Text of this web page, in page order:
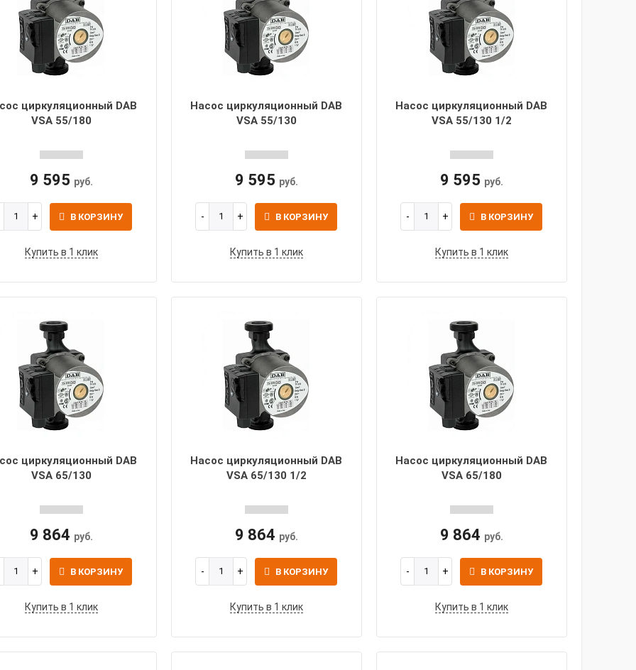
циркуляционный DAB
VSA 55/180
9 595 руб.
В КОРЗИНУ
Купить в 1 клик
Насос циркуляционный DAB
VSA 55/130
9 595 руб.
В КОРЗИНУ
Купить в 1 клик
Насос циркуляционный DAB
VSA 55/130 1/2
9 595 руб.
В КОРЗИНУ
Купить в 1 клик
циркуляционный DAB
VSA 65/130
9 864 руб.
В КОРЗИНУ
Купить в 1 клик
Насос циркуляционный DAB
VSA 65/130 1/2
9 864 руб.
В КОРЗИНУ
Купить в 1 клик
Насос циркуляционный DAB
VSA 65/180
9 864 руб.
В КОРЗИНУ
Купить в 1 клик